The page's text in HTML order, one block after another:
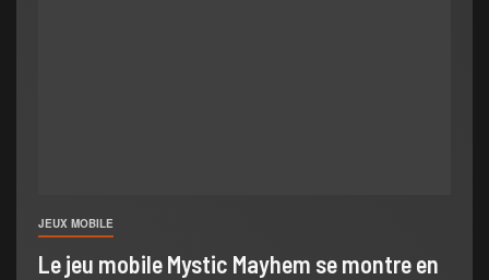
JEUX MOBILE
Le jeu mobile Mystic Mayhem se montre en